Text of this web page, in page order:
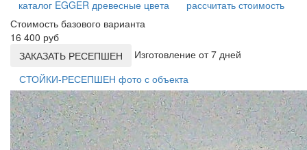
каталог EGGER древесные цвета
рассчитать стоимость
Стоимость базового варианта
16 400 руб
ЗАКАЗАТЬ РЕСЕПШЕН
Изготовление от 7 дней
СТОЙКИ-РЕСЕПШЕН фото с объекта